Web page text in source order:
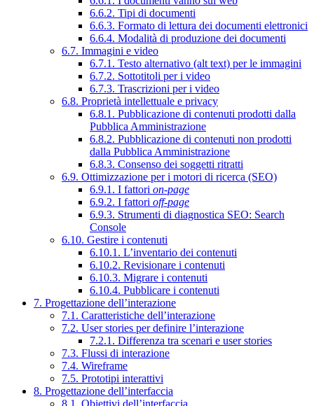
6.6.2. Tipi di documenti
6.6.3. Formato di lettura dei documenti elettronici
6.6.4. Modalità di produzione dei documenti
6.7. Immagini e video
6.7.1. Testo alternativo (alt text) per le immagini
6.7.2. Sottotitoli per i video
6.7.3. Trascrizioni per i video
6.8. Proprietà intellettuale e privacy
6.8.1. Pubblicazione di contenuti prodotti dalla
Pubblica Amministrazione
6.8.2. Pubblicazione di contenuti non prodotti
dalla Pubblica Amministrazione
6.8.3. Consenso dei soggetti ritratti
6.9. Ottimizzazione per i motori di ricerca (SEO)
6.9.1. I fattori on-page
6.9.2. I fattori off-page
6.9.3. Strumenti di diagnostica SEO: Search
Console
6.10. Gestire i contenuti
6.10.1. L’inventario dei contenuti
6.10.2. Revisionare i contenuti
6.10.3. Migrare i contenuti
6.10.4. Pubblicare i contenuti
7. Progettazione dell’interazione
7.1. Caratteristiche dell’interazione
7.2. User stories per definire l’interazione
7.2.1. Differenza tra scenari e user stories
7.3. Flussi di interazione
7.4. Wireframe
7.5. Prototipi interattivi
8. Progettazione dell’interfaccia
8.1. Obiettivi dell’interfaccia